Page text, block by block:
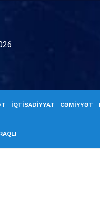
İQTİSADİYYAT CƏMİYYƏT